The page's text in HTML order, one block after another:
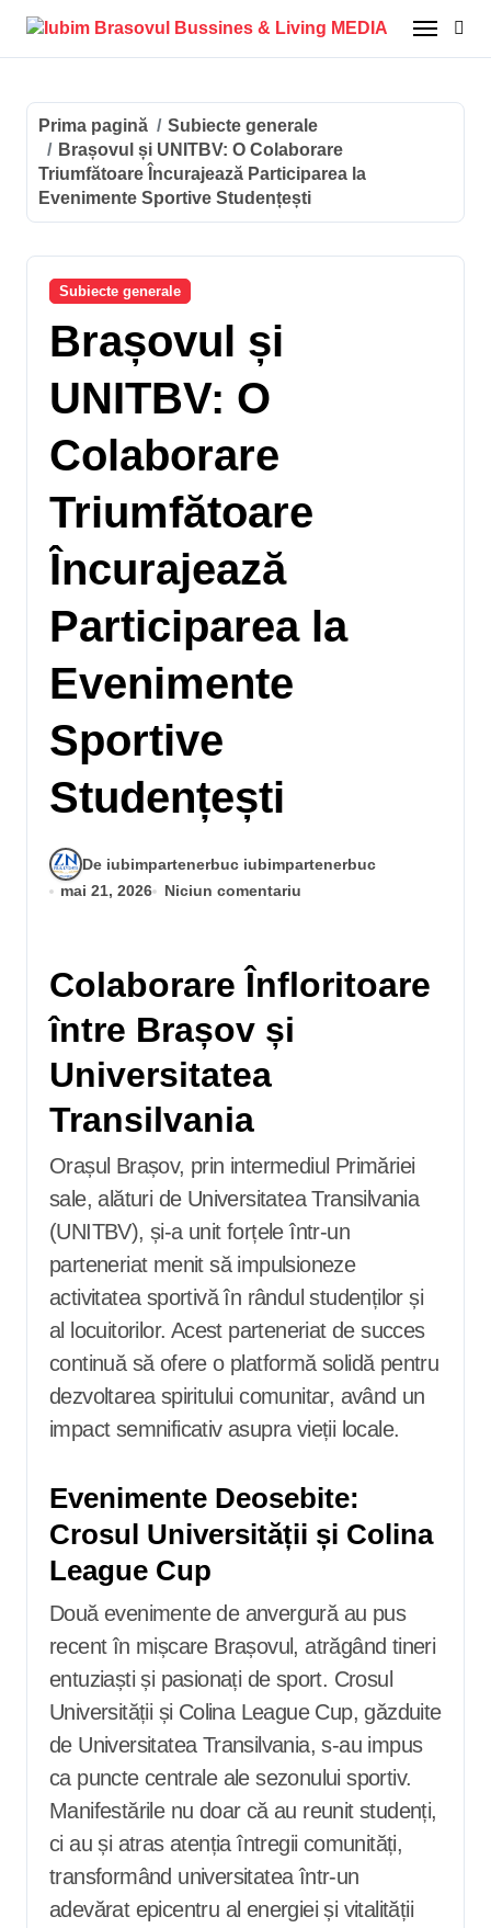
conținut
Prima pagină
Subiecte generale
Brașovul și UNITBV: O Colaborare
Triumfătoare Încurajează Participarea la
Evenimente Sportive Studențești
Subiecte generale
Brașovul și
UNITBV: O
Colaborare
Triumfătoare
Încurajează
Participarea la
Evenimente
Sportive
Studențești
De iubimpartenerbuc iubimpartenerbuc
mai 21, 2026
Niciun comentariu
Colaborare Înfloritoare
între Brașov și
Universitatea
Transilvania
Orașul Brașov, prin intermediul Primăriei
sale, alături de Universitatea Transilvania
(UNITBV), și-a unit forțele într-un
parteneriat menit să impulsioneze
activitatea sportivă în rândul studenților și
al locuitorilor. Acest parteneriat de succes
continuă să ofere o platformă solidă pentru
dezvoltarea spiritului comunitar, având un
impact semnificativ asupra vieții locale.
Evenimente Deosebite:
Crosul Universității și Colina
League Cup
Două evenimente de anvergură au pus
recent în mișcare Brașovul, atrăgând tineri
entuziaști și pasionați de sport. Crosul
Universității și Colina League Cup, găzduite
de Universitatea Transilvania, s-au impus
ca puncte centrale ale sezonului sportiv.
Manifestările nu doar că au reunit studenți,
ci au și atras atenția întregii comunități,
transformând universitatea într-un
adevărat epicentru al energiei și vitalității